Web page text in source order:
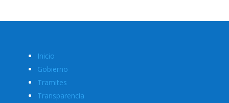
Inicio
Gobierno
Tramites
Transparencia